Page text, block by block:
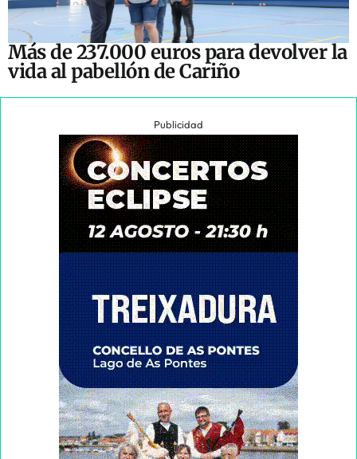
Más de 237.000 euros para devolver la
vida al pabellón de Cariño
Publicidad